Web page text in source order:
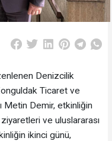
Denizcilik
Ticaret ve
Metin Demir, etkinliğin
ve uluslararası
ikinci günü,